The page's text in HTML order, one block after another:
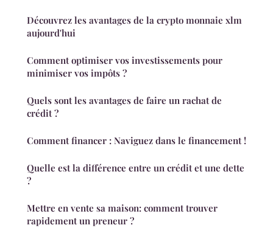
Découvrez les avantages de la crypto monnaie xlm
aujourd'hui
Comment optimiser vos investissements pour
minimiser vos impôts ?
Quels sont les avantages de faire un rachat de
crédit ?
Comment financer : Naviguez dans le financement !
Quelle est la différence entre un crédit et une dette
?
Mettre en vente sa maison: comment trouver
rapidement un preneur ?